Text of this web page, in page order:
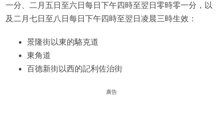
一分、二月五日至六日每日下午四時至翌日零時零一分，以
及二月七日至八日每日下午四時至翌日凌晨三時生效：
景隆街以東的駱克道
東角道
百德新街以西的記利佐治街
廣告